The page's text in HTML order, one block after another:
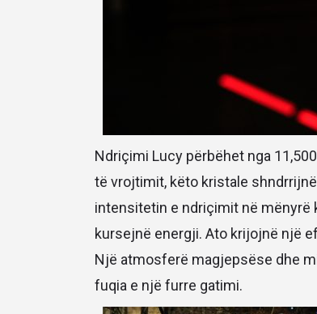
Ndriçimi Lucy përbëhet nga
të vrojtimit, këto kristale
intensitetin e ndriçimit në mënyrë
kursejnë energji. Ato krijojnë një
Një atmosferë magjepsëse dhe
fuqia e një furre gatimi.